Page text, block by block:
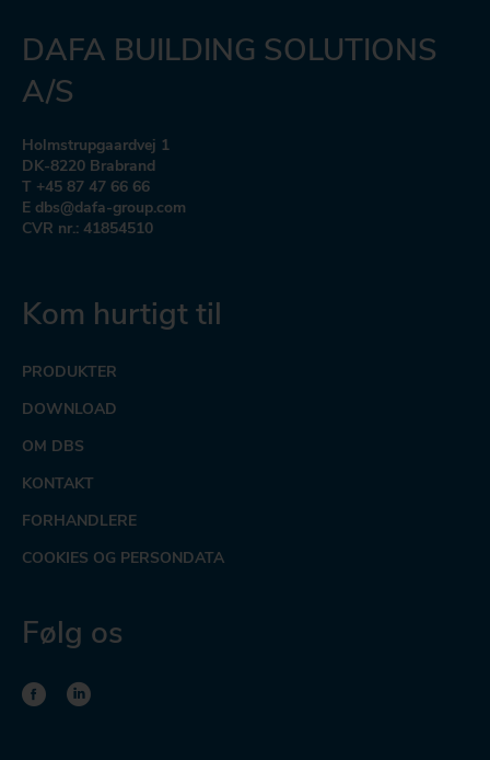
DAFA BUILDING SOLUTIONS
A/S
Holmstrupgaardvej 1
DK-8220 Brabrand
T +45 87 47 66 66
E dbs@dafa-group.com
CVR nr.: 41854510
Kom hurtigt til
PRODUKTER
DOWNLOAD
OM DBS
KONTAKT
FORHANDLERE
COOKIES OG PERSONDATA
Følg os